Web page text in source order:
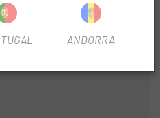
una unidad de sus
puedas probar yANDORRA